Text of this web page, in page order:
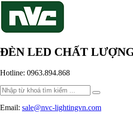
ĐÈN LED CHẤT
Hotline: 0963.894.868
Search
for:
Email: sale@nvc-lightingvn.com